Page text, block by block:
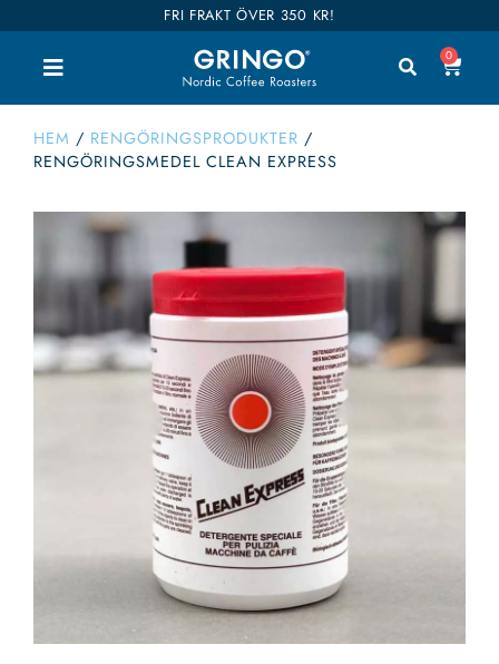
FRI FRAKT ÖVER 350 KR!
0
HEM / RENGÖRINGSPRODUKTER /
RENGÖRINGSMEDEL CLEAN EXPRESS